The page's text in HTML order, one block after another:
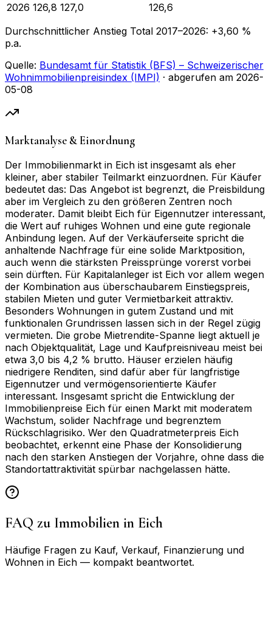
2026 126,8 127,0
126,6
Durchschnittlicher Anstieg Total 2017–2026: +3,60 %
p.a.
Quelle: Bundesamt für Statistik (BFS) – Schweizerischer
Wohnimmobilienpreisindex (IMPI) · abgerufen am 2026-
05-08
Marktanalyse & Einordnung
Der Immobilienmarkt in Eich ist insgesamt als eher
kleiner, aber stabiler Teilmarkt einzuordnen. Für Käufer
bedeutet das: Das Angebot ist begrenzt, die Preisbildung
aber im Vergleich zu den größeren Zentren noch
moderater. Damit bleibt Eich für Eigennutzer interessant,
die Wert auf ruhiges Wohnen und eine gute regionale
Anbindung legen. Auf der Verkäuferseite spricht die
anhaltende Nachfrage für eine solide Marktposition,
auch wenn die stärksten Preissprünge vorerst vorbei
sein dürften. Für Kapitalanleger ist Eich vor allem wegen
der Kombination aus überschaubarem Einstiegspreis,
stabilen Mieten und guter Vermietbarkeit attraktiv.
Besonders Wohnungen in gutem Zustand und mit
funktionalen Grundrissen lassen sich in der Regel zügig
vermieten. Die grobe Mietrendite-Spanne liegt aktuell je
nach Objektqualität, Lage und Kaufpreisniveau meist bei
etwa 3,0 bis 4,2 % brutto. Häuser erzielen häufig
niedrigere Renditen, sind dafür aber für langfristige
Eigennutzer und vermögensorientierte Käufer
interessant. Insgesamt spricht die Entwicklung der
Immobilienpreise Eich für einen Markt mit moderatem
Wachstum, solider Nachfrage und begrenztem
Rückschlagrisiko. Wer den Quadratmeterpreis Eich
beobachtet, erkennt eine Phase der Konsolidierung
nach den starken Anstiegen der Vorjahre, ohne dass die
Standortattraktivität spürbar nachgelassen hätte.
FAQ zu Immobilien in Eich
Häufige Fragen zu Kauf, Verkauf, Finanzierung und
Wohnen in Eich — kompakt beantwortet.